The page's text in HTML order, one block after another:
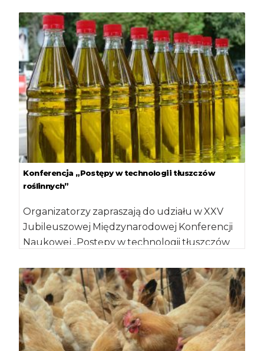
Konferencja „Postępy w technologii tłuszczów
roślinnych”
Organizatorzy zapraszają do udziału w XXV
Jubileuszowej Międzynarodowej Konferencji
Naukowej „Postępy w technologii tłuszczów